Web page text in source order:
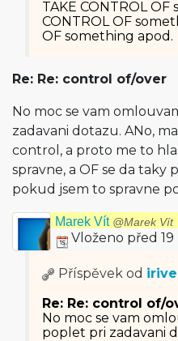
TAKE CONTROL OF
CONTROL OF
OF something apod.
Re: Re: control of/over
No moc se vam
zadavani dotazu. ANo,
control, a proto me to
spravne, a OF se da taky
pokud jsem to spravne
Marek Vít @Marek Vít
Vloženo před
Příspěvek od
Re: Re: control of/
No moc se vam
poplet pri zadavani